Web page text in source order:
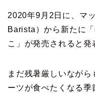
2020年9月2日に、マ
Barista）から新たに
こ」が発売されると発
まだ残暑厳しいなが
ーツが食べたくなる季